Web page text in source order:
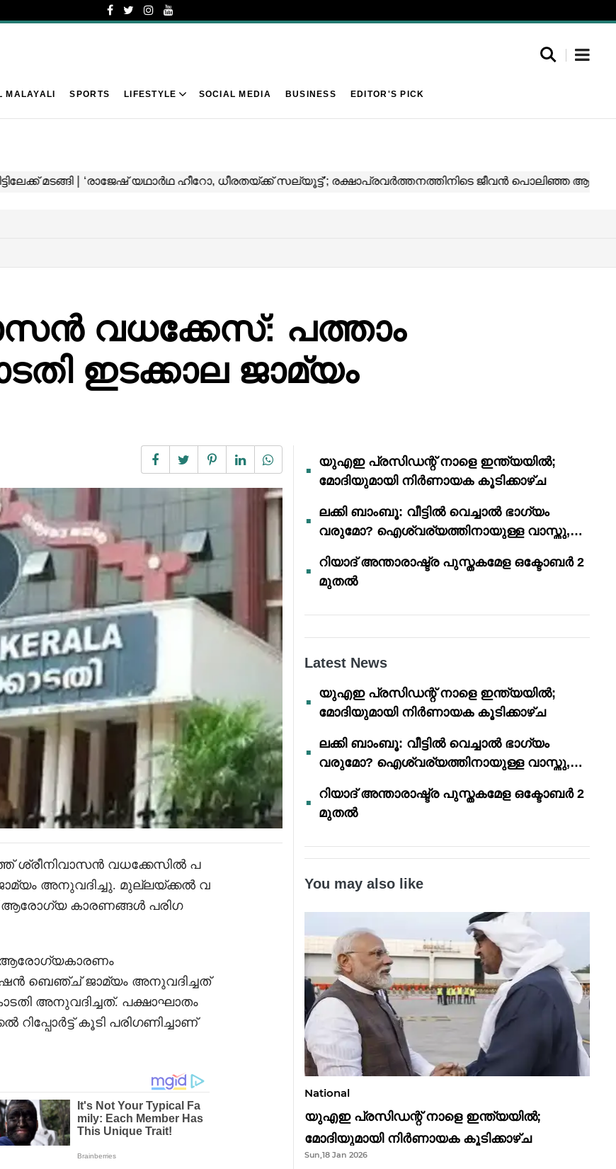
MALAYALI SPORTS LIFESTYLE SOCIAL MEDIA BUSINESS EDITOR'S PICK
വധക്കേസ്: പത്താം
ഇടക്കാല ജാമ്യം
ശ്രീനിവാസൻ വധക്കേസിൽ പ
അനുവദിച്ചു. മുല്ലയ്ക്കൽ വ
ആരോഗ്യ കാരണങ്ങൾ പരിഗ
ആരോഗ്യകാരണം
ബെഞ്ച് ജാമ്യം അനുവദിച്ചത്
അനുവദിച്ചത്. പക്ഷാഘാതം
കൂടി പരിഗണിച്ചാണ്
യുഎഇ പ്രസിഡന്റ് നാളെ ഇന്ത്യയിൽ;
മോദിയുമായി നിർണായക കൂടിക്കാഴ്ച
ലക്കി ബാംബൂ: വീട്ടിൽ വെച്ചാൽ ഭാഗ്യം
വരുമോ? ഐശ്വര്യത്തിനായുള്ള വാസ്തു,
റിയാദ് അന്താരാഷ്ട്ര പുസ്തകമേള ഒക്ടോബർ 2
മുതൽ
Latest News
യുഎഇ പ്രസിഡന്റ് നാളെ ഇന്ത്യയിൽ;
മോദിയുമായി നിർണായക കൂടിക്കാഴ്ച
ലക്കി ബാംബൂ: വീട്ടിൽ വെച്ചാൽ ഭാഗ്യം
വരുമോ? ഐശ്വര്യത്തിനായുള്ള വാസ്തു,
റിയാദ് അന്താരാഷ്ട്ര പുസ്തകമേള ഒക്ടോബർ 2
മുതൽ
You may also like
National
യുഎഇ പ്രസിഡന്റ് നാളെ ഇന്ത്യയിൽ;
മോദിയുമായി നിർണായക കൂടിക്കാഴ്ച
Sun,18 Jan 2026